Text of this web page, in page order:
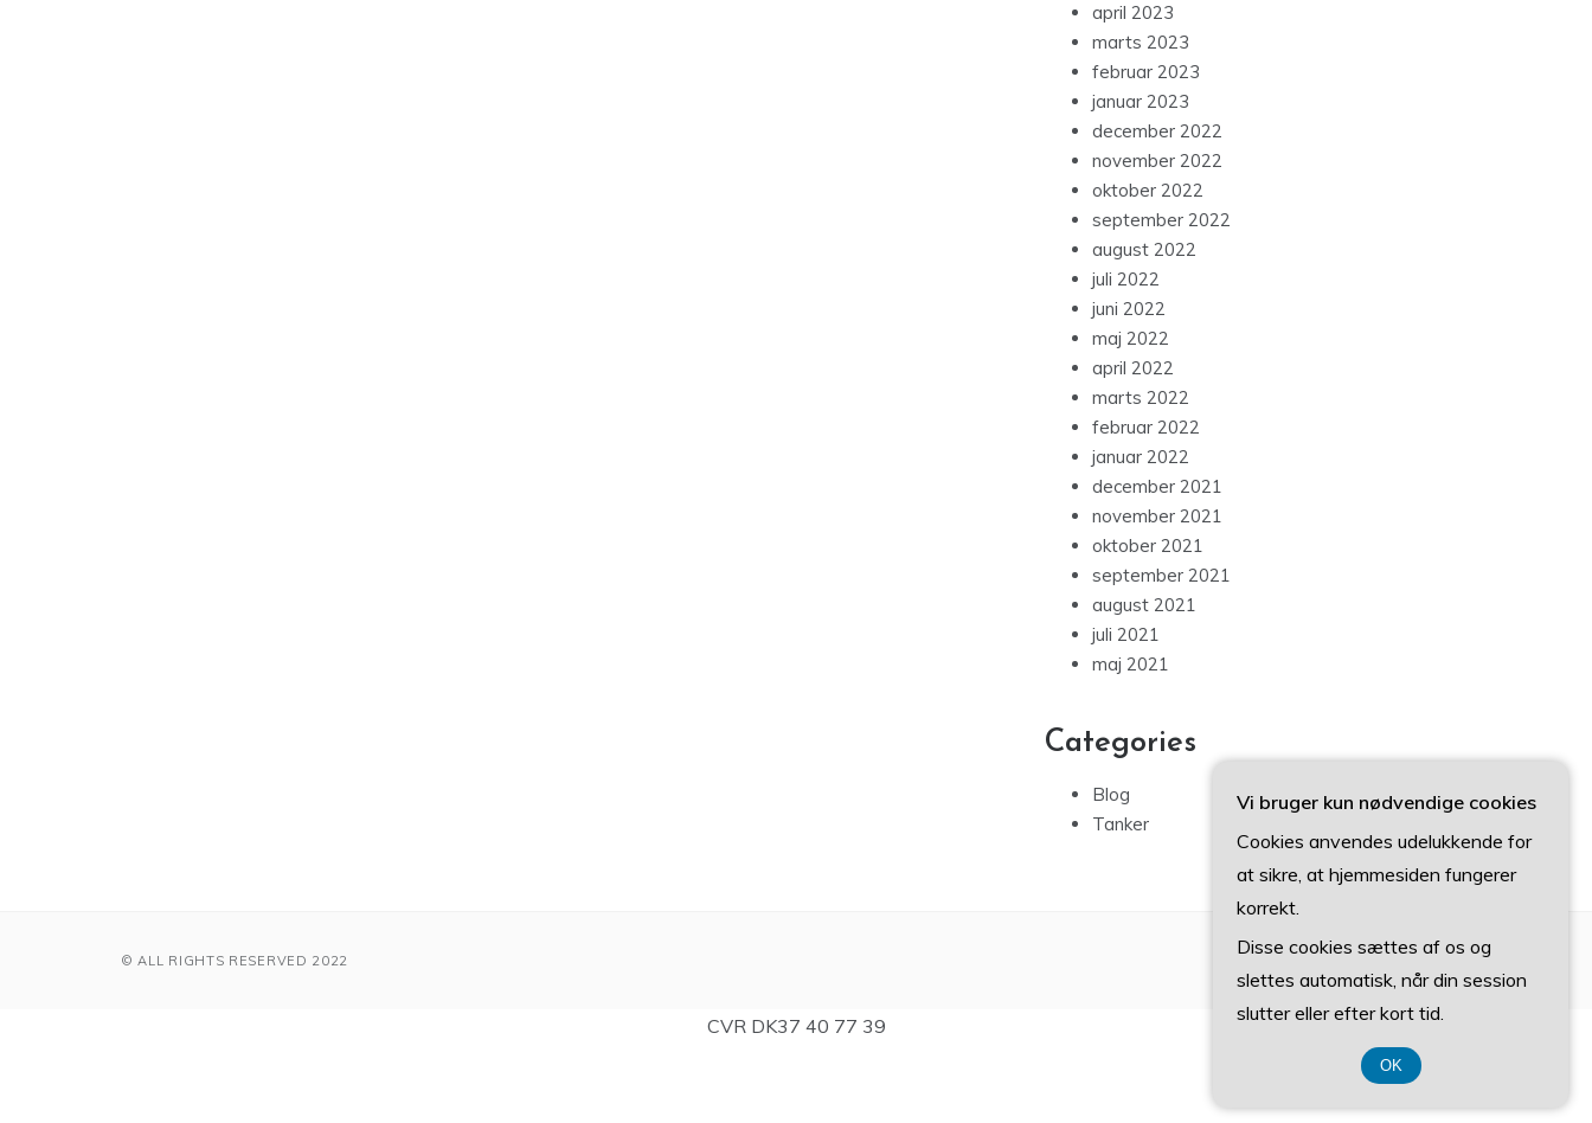
april 2023
marts 2023
februar 2023
januar 2023
december 2022
november 2022
oktober 2022
september 2022
august 2022
juli 2022
juni 2022
maj 2022
april 2022
marts 2022
februar 2022
januar 2022
december 2021
november 2021
oktober 2021
september 2021
august 2021
juli 2021
maj 2021
Categories
Blog
Tanker
© ALL RIGHTS RESERVED 2022
CVR DK37 40 77 39
Vi bruger kun nødvendige cookies
Cookies anvendes udelukkende for
at sikre, at hjemmesiden fungerer
korrekt.
Disse cookies sættes af os og
slettes automatisk, når din session
slutter eller efter kort tid.
OK